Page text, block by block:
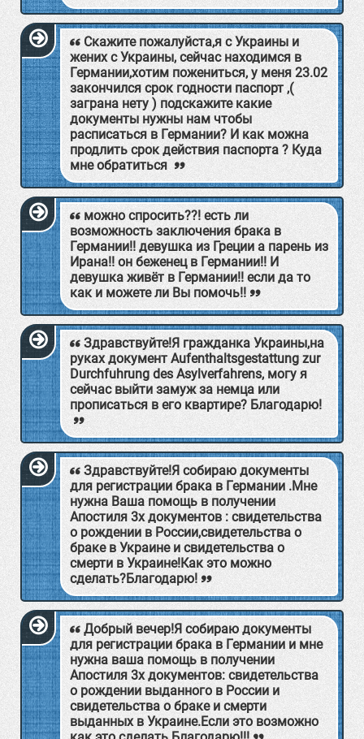
Скажите пожалуйста,я с Украины и
жених с Украины, сейчас находимся в
Германии,хотим пожениться, у меня 23.02
закончился срок годности паспорт ,(
заграна нету ) подскажите какие
документы нужны нам чтобы
расписаться в Германии? И как можна
продлить срок действия паспорта ? Куда
мне обратиться
можно спросить??! есть ли
возможность заключения брака в
Германии!! девушка из Греции а парень из
Ирана!! он беженец в Германии!! И
девушка живёт в Германии!! если да то
как и можете ли Вы помочь!!
Здравствуйте!Я гражданка Украины,на
руках документ Aufenthaltsgestattung zur
Durchfuhrung des Asylverfahrens, могу я
сейчас выйти замуж за немца или
прописаться в его квартире? Благодарю!
Здравствуйте!Я собираю документы
для регистрации брака в Германии .Мне
нужна Ваша помощь в получении
Aпостиля 3х документов : свидетельства
о рождении в России,свидетельства о
браке в Украине и свидетельства о
смерти в Украине!Как это можно
сделать?Благодарю!
Добрый вечер!Я собираю документы
для регистрации брака в Германии и мне
нужна ваша помощь в получении
Апостиля 3х документов: свидетельства
о рождении выданного в России и
свидетельства о браке и смерти
выданных в Украине.Если это возможно